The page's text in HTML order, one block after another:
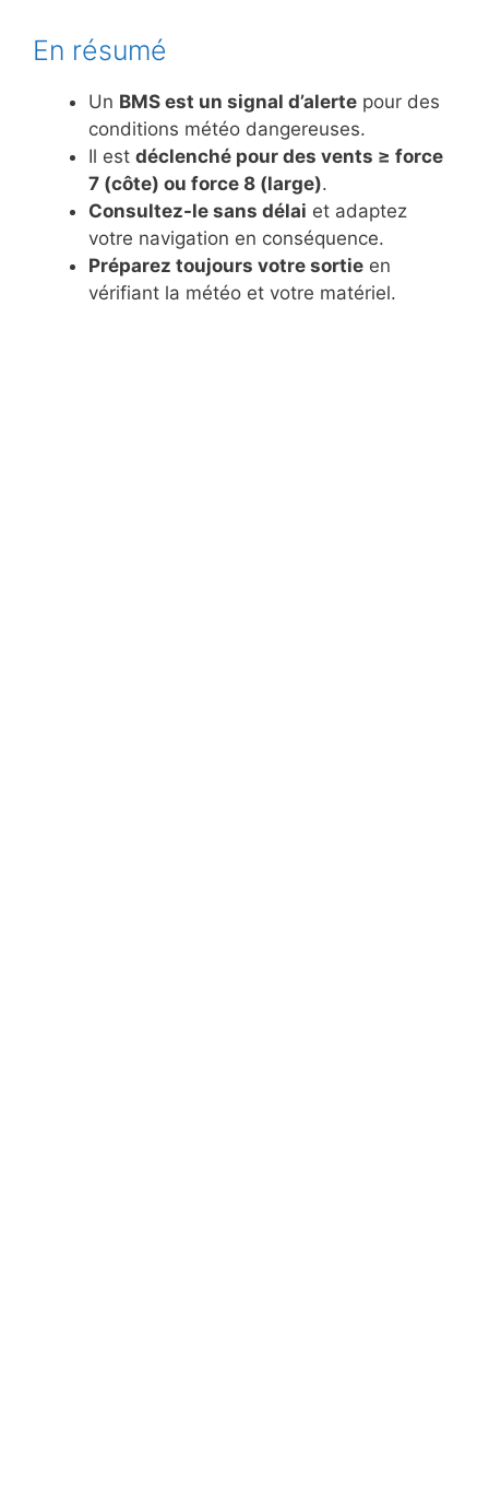
En résumé
Un BMS est un signal d’alerte pour des
conditions météo dangereuses.
Il est déclenché pour des vents ≥ force
7 (côte) ou force 8 (large).
Consultez-le sans délai et adaptez
votre navigation en conséquence.
Préparez toujours votre sortie en
vérifiant la météo et votre matériel.